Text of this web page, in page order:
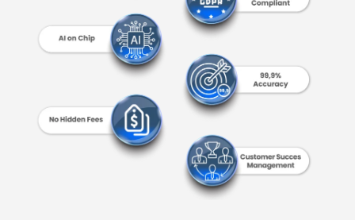
当社は、業界をリードする来訪者数計測ソリュー